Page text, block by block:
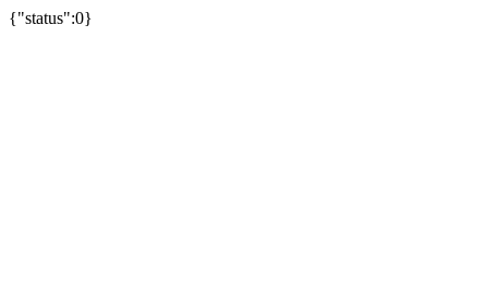
{"status":0}